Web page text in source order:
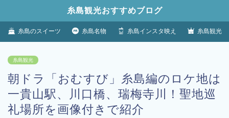
糸島観光おすすめブログ
糸島のスイーツ 糸島名物 糸島インスタ映え 糸島観光
糸島観光
朝ドラ「おむすび」糸島編のロケ地は
一貴山駅、川口橋、瑞梅寺川！聖地巡
礼場所を画像付きで紹介